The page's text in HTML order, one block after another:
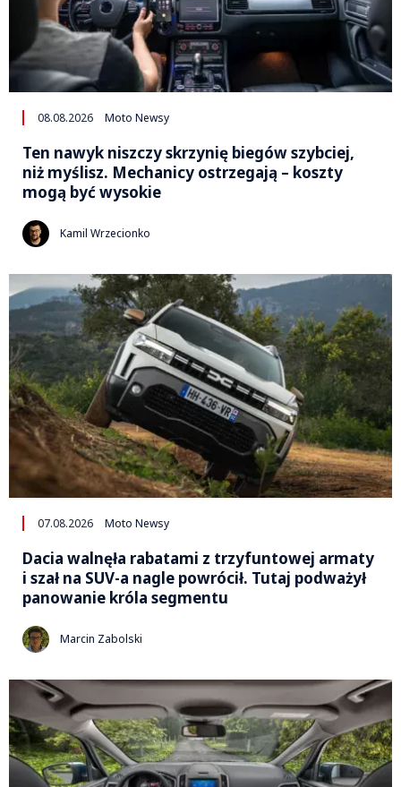
08.08.2026 Moto Newsy
Ten nawyk niszczy skrzynię biegów szybciej,
niż myślisz. Mechanicy ostrzegają – koszty
mogą być wysokie
Kamil Wrzecionko
07.08.2026 Moto Newsy
Dacia walnęła rabatami z trzyfuntowej armaty
i szał na SUV-a nagle powrócił. Tutaj podważył
panowanie króla segmentu
Marcin Zabolski